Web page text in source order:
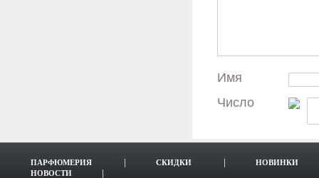
Имя
Число
ПАРФЮМЕРИЯ СКИДКИ
НОВИНКИ
НОВОСТИ